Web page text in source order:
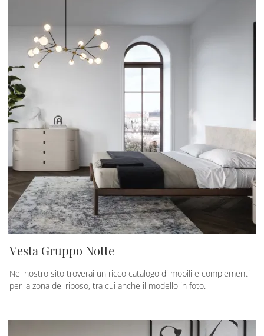
Vesta Gruppo Notte
Nel nostro sito troverai un ricco catalogo di mobili e complementi
per la zona del riposo, tra cui anche il modello in foto.